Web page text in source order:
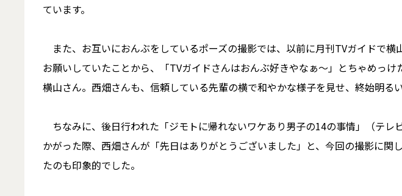
ています。
また、お互いにおんぶをしているポーズの撮影では、以前に月刊TVガイドで横
お願いしていたことから、「TVガイドさんはおんぶ好きやなぁ～」とちゃめっけ
横山さん。西畑さんも、信頼している先輩の横で和やかな様子を見せ、終始明る
ちなみに、後日行われた「ジモトに帰れないワケあり男子の14の事情」（テレ
かがった際、西畑さんが「先日はありがとうございました」と、今回の撮影に関
たのも印象的でした。